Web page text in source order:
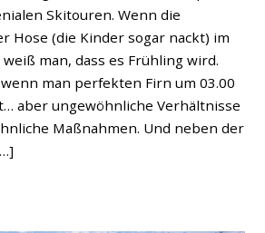
Skitouren. Wenn die
Hose (die Kinder sogar nackt) im
man, dass es Frühling wird.
man perfekten Firn um 03.00
aber ungewöhnliche Verhältnisse
Maßnahmen. Und neben der